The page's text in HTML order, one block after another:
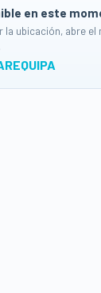
en este
la ubicación, abre el